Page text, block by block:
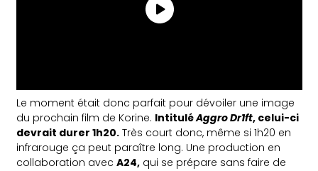
Le moment était donc parfait pour dévoiler une image
du prochain film de Korine. IntituléAggro Dr1ft, celui-ci
devrait durer 1h20. Très court donc, même si 1h20 en
infrarouge ça peut paraître long. Une production en
collaboration avecA24, qui se prépare sans faire de